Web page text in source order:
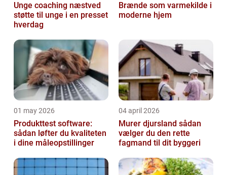
Unge coaching næstved
støtte til unge i en presset
hverdag
Brænde som varmekilde i
moderne hjem
01 may 2026
Produkttest software:
sådan løfter du kvaliteten
i dine måleopstillinger
04 april 2026
Murer djursland sådan
vælger du den rette
fagmand til dit byggeri